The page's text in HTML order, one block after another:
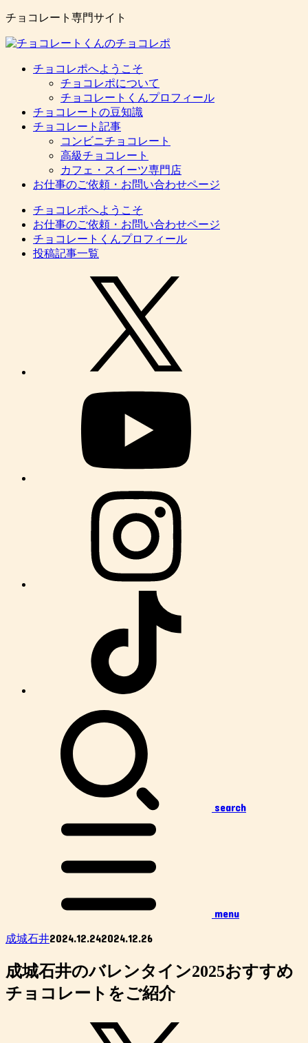
チョコレート専門サイト
チョコレポへようこそ
チョコレポについて
チョコレートくんプロフィール
チョコレートの豆知識
チョコレート記事
コンビニチョコレート
高級チョコレート
カフェ・スイーツ専門店
お仕事のご依頼・お問い合わせページ
チョコレポへようこそ
お仕事のご依頼・お問い合わせページ
チョコレートくんプロフィール
投稿記事一覧
search
menu
成城石井2024.12.242024.12.26
成城石井のバレンタイン2025おすすめ
チョコレートをご紹介